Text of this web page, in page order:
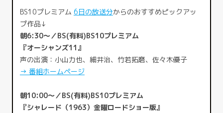
BS10プレミアム 6日の放送分からのおすすめピックアッ
プ作品↓
朝6:30～／BS(有料)BS10プレミアム
『オーシャンズ11』
声の出演：小山力也、細井治、竹若拓磨、佐々木優子
→ 番組ホームページ
朝10:00～／BS(有料)BS10プレミアム
『シャレード（1963）金曜ロードショー版』